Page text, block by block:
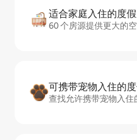
适合家庭入住的度
60 个房源提供更大的
可携带宠物入住的
查找允许携带宠物入住